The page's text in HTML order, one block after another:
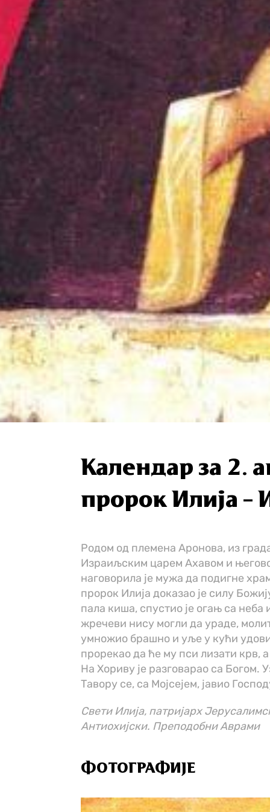
Календар за 2.
пророк Илија –
Родом од племена Аронова, из
Израиљским царем Ахавом и
наговорила је мужа да подигне
пророк Илија доказао је силу
пала киша, спустио је огањ са
жречеви нису могли да ураде,
умножио брашно и уље у кући
прорекао да ће му пси лизати крв,
На Хориву је разговарао са Богом.
Тавору се, са Мојсејем, јавио
Свети Илија, патријарх
Антиохијски. Преподобни Аврами
ФОТОГРАФИЈЕ